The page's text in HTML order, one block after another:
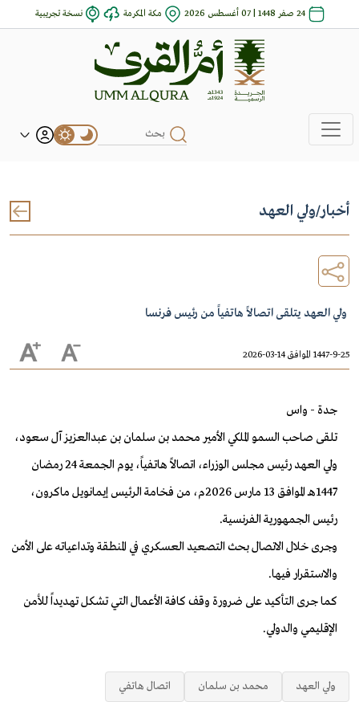
24 صفر 1448 | 07 أغسطس 2026 مكة المكرمة نسخة تجريبية
أخبار/ولي العهد
ولي العهد يتلقى اتصالاً هاتفياً من رئيس فرنسا
1447-9-25 الموافق 14-03-2026
جدة - واس
تلقى صاحب السمو الملكي الأمير محمد بن سلمان بن عبدالعزيز آل سعود،
ولي العهد رئيس مجلس الوزراء، اتصالاً هاتفياً، يوم الجمعة 24 رمضان
1447هـ الموافق 13 مارس 2026م، من فخامة الرئيس إيمانويل ماكرون،
رئيس الجمهورية الفرنسية.
وجرى خلال الاتصال بحث التصعيد العسكري في المنطقة وتداعياته على الأمن
والاستقرار فيها.
كما جرى التأكيد على ضرورة وقف كافة الأعمال التي تشكل تهديداً للأمن
الإقليمي والدولي.
ولي العهد محمد بن سلمان اتصال هاتفي